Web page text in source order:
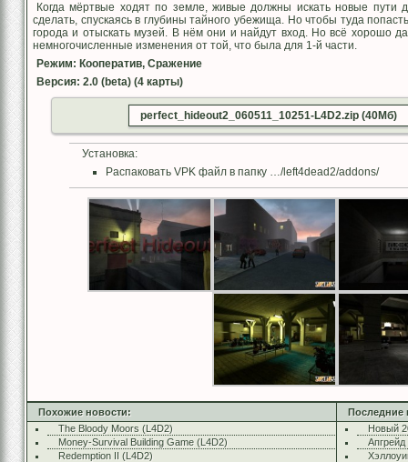
Когда мёртвые ходят по земле, живые должны искать новые
сделать, спускаясь в глубины тайного убежища. Но чтобы туда
города и отыскать музей. В нём они и найдут вход. Но всё хорошо
немногочисленные изменения от той, что была для 1-й части.
Режим: Кооператив, Сражение
Версия: 2.0 (beta) (4 карты)
perfect_hideout2_060511_10251-L4D2.zip (40Мб)
Установка:
Распаковать VPK файл в папку …/left4dead2/addons/
Похожие новости:
The Bloody Moors (L4D2)
Money-Survival Building Game (L4D2)
Redemption II (L4D2)
Последние
Новый